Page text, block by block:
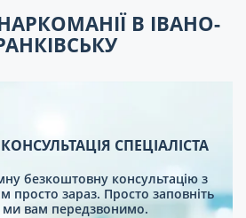
В ІВАНО-
СПЕЦІАЛІСТА
безкоштовну консультацію з
просто зараз. Просто заповніть
ми вам передзвонимо.